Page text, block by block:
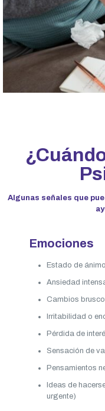
Algunas señales que
Emociones
Estado de
Ansiedad
Cambios
Irritabilidad o
Pérdida de
Sensación de
Pensamientos
Ideas de
urgente)